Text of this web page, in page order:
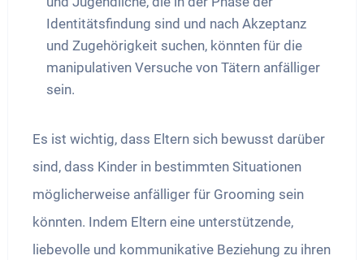
Identitätsfindung sind und nach Akzeptanz
und Zugehörigkeit suchen, könnten für die
manipulativen Versuche von Tätern anfälliger
sein.
Es ist wichtig, dass Eltern sich bewusst darüber
sind, dass Kinder in bestimmten Situationen
möglicherweise anfälliger für Grooming sein
könnten. Indem Eltern eine unterstützende,
liebevolle und kommunikative Beziehung zu ihren